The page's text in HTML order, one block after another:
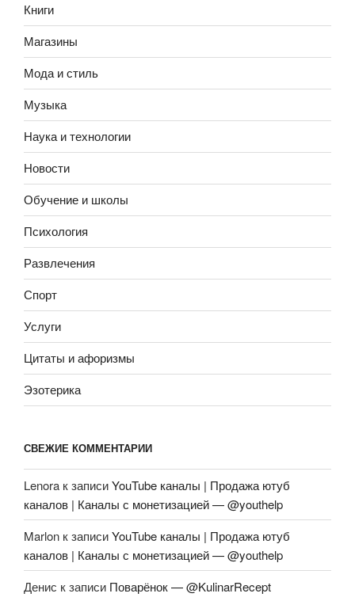
Книги
Магазины
Мода и стиль
Музыка
Наука и технологии
Новости
Обучение и школы
Психология
Развлечения
Спорт
Услуги
Цитаты и афоризмы
Эзотерика
СВЕЖИЕ КОММЕНТАРИИ
Lenora к записиYouTube каналы | Продажа ютуб
каналов | Каналы с монетизацией — @youthelp
Marlon к записиYouTube каналы | Продажа ютуб
каналов | Каналы с монетизацией — @youthelp
Денис к записи Поварёнок — @KulinarRecept